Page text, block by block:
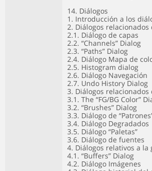
14. Diálogos
1. Introducción a los
2. Diálogos
2.1. Diálogo de capas
2.2. “Channels” Dialog
2.3. “Paths” Dialog
2.4. Diálogo Mapa de
2.5. Histogram dialog
2.6. Diálogo Navegación
2.7. Undo History Dialog
3. Diálogos
3.1. The “FG/BG Color”
3.2. “Brushes” Dialog
3.3. Diálogo de
3.4. Diálogo Degradados
3.5. Diálogo “Paletas”
3.6. Diálogo de fuentes
4. Diálogos relativos a
4.1. “Buffers” Dialog
4.2. Diálogo Imágenes